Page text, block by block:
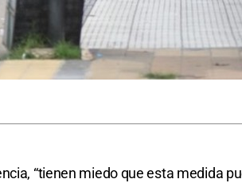
“tienen miedo que esta medida